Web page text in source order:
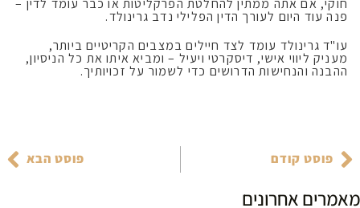
פנה עוד היום לעורך הדין הפלילי נדב גרינולד.
עו"ד גרינולד עומד לצד חיילים במצבים הקריטיים ביותר,
מעניק ליווי אישי, דיסקרטי ויעיל – ומביא איתו את כל הניסיון,
ההבנה והנחישות הדרושים כדי לשמור על זכויותיך.
פוסט קודם פוסט הבא
מאמרים אחרונים